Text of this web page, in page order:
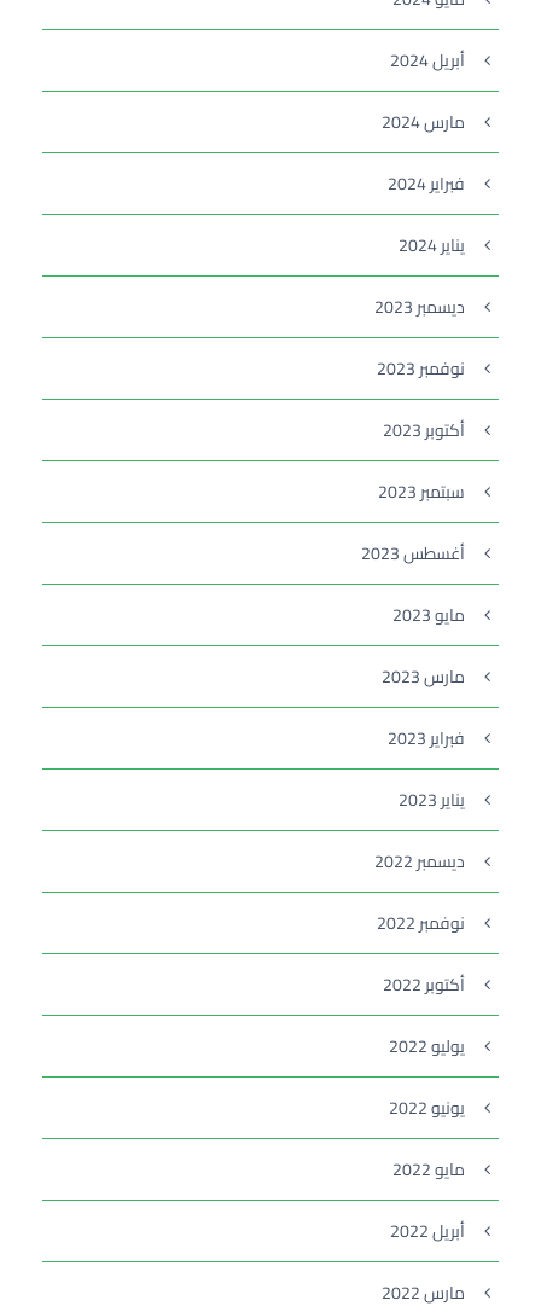
أبريل 2024
مارس 2024
فبراير 2024
يناير 2024
ديسمبر 2023
نوفمبر 2023
أكتوبر 2023
سبتمبر 2023
أغسطس 2023
مايو 2023
مارس 2023
فبراير 2023
يناير 2023
ديسمبر 2022
نوفمبر 2022
أكتوبر 2022
يوليو 2022
يونيو 2022
مايو 2022
أبريل 2022
مارس 2022